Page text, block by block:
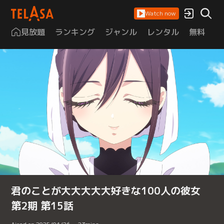
Watch now
見放題 ランキング ジャンル レンタル 無料
君のことが大大大大大好きな100人の彼女
第2期 第15話